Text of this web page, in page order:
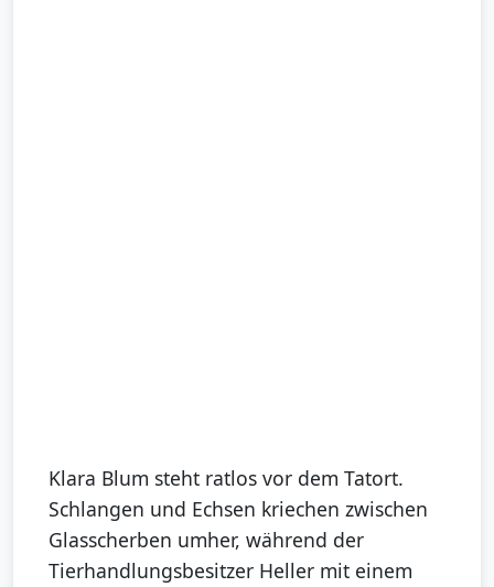
Klara Blum steht ratlos vor dem Tatort.
Schlangen und Echsen kriechen zwischen
Glasscherben umher, während der
Tierhandlungsbesitzer Heller mit einem